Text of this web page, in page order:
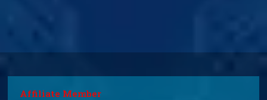
Affiliate Member